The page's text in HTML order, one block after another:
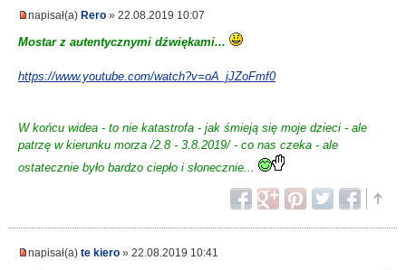
napisał(a) Rero » 22.08.2019 10:07
Mostar z autentycznymi dźwiękami...
https://www.youtube.com/watch?v=oA_jJZoFmf0
W końcu widea - to nie katastrofa - jak śmieją się moje dzieci - ale
patrzę w kierunku morza /2.8 - 3.8.2019/ - co nas czeka - ale
ostatecznie było bardzo ciepło i słonecznie...
napisał(a) te kiero » 22.08.2019 10:41